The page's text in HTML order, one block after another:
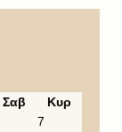
Σαβ
Κυρ
7